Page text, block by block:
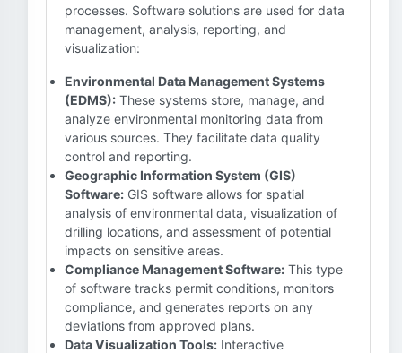
processes. Software solutions are used for data
management, analysis, reporting, and
visualization:
Environmental Data Management Systems
(EDMS): These systems store, manage, and
analyze environmental monitoring data from
various sources. They facilitate data quality
control and reporting.
Geographic Information System (GIS)
Software: GIS software allows for spatial
analysis of environmental data, visualization of
drilling locations, and assessment of potential
impacts on sensitive areas.
Compliance Management Software: This type
of software tracks permit conditions, monitors
compliance, and generates reports on any
deviations from approved plans.
Data Visualization Tools: Interactive